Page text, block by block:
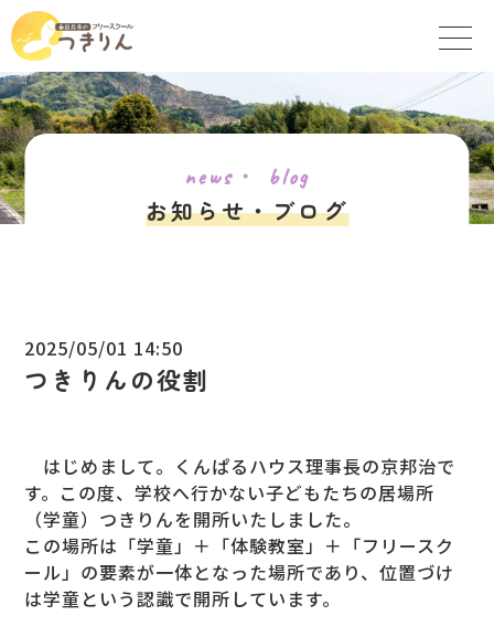
news・ blog
お知らせ・ブログ
2025/05/01 14:50
つきりんの役割
はじめまして。くんぱるハウス理事長の京邦治で
す。この度、学校へ行かない子どもたちの居場所
（学童）つきりんを開所いたしました。
この場所は「学童」＋「体験教室」＋「フリースク
ール」の要素が一体となった場所であり、位置づけ
は学童という認識で開所しています。